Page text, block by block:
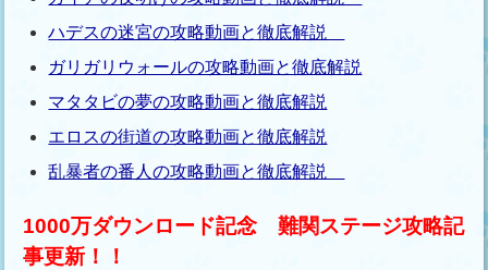
ハデスの迷宮の攻略動画と徹底解説
ガリガリウォールの攻略動画と徹底解説
マタタビの夢の攻略動画と徹底解説
エロスの街道の攻略動画と徹底解説
乱暴者の番人の攻略動画と徹底解説
1000万ダウンロード記念 難関ステージ攻略記
事更新！！